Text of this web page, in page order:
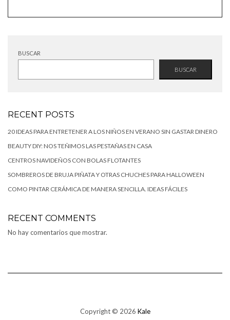
BUSCAR
BUSCAR
RECENT POSTS
20 IDEAS PARA ENTRETENER A LOS NIÑOS EN VERANO SIN GASTAR DINERO
BEAUTY DIY: NOS TEÑIMOS LAS PESTAÑAS EN CASA
CENTROS NAVIDEÑOS CON BOLAS FLOTANTES
SOMBREROS DE BRUJA PIÑATA Y OTRAS CHUCHES PARA HALLOWEEN
COMO PINTAR CERÁMICA DE MANERA SENCILLA. IDEAS FÁCILES
RECENT COMMENTS
No hay comentarios que mostrar.
Copyright © 2026 Kale